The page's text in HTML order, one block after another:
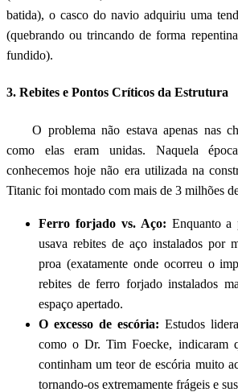
batida), o casco do navio adquiriu uma
(quebrando ou trincando de forma
fundido).
3. Rebites e Pontos Críticos da Estrutura
O problema não estava apenas nas
como elas eram unidas. Naquela
conhecemos hoje não era utilizada na
Titanic foi montado com mais de 3 milhões
Ferro forjado vs. Aço: Enquanto a
usava rebites de aço instalados por
proa (exatamente onde ocorreu o
rebites de ferro forjado instalados
espaço apertado.
O excesso de escória: Estudos
como o Dr. Tim Foecke, indicaram
continham um teor de escória muito
tornando-os extremamente frágeis e